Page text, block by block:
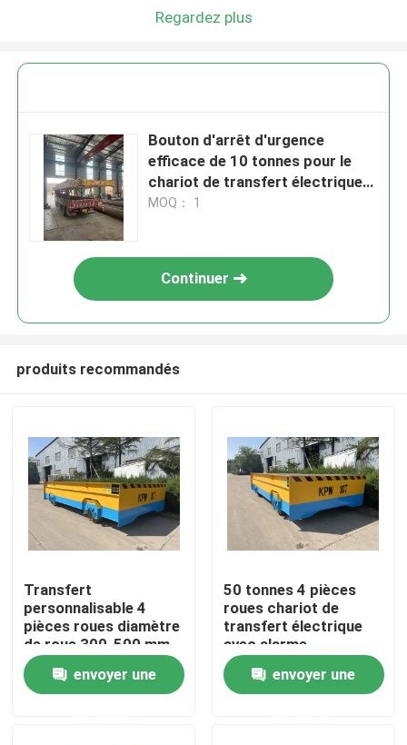
Maison
Produits
Vidéos
Regardez plus
Bouton d'arrêt d'urgence
efficace de 10 tonnes pour le
chariot de transfert électrique
garantissant la sécurité
MOQ： 1
Continuer
produits recommandés
Transfert
personnalisable 4
pièces roues diamètre
de roue 300-500 mm
envoyer une
50 tonnes 4 pièces
roues chariot de
transfert électrique
avec alarme
d'avertissement et
arrêt finalenvoyer une